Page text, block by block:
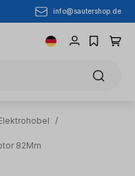
info@sautershop.de
/
82Mm